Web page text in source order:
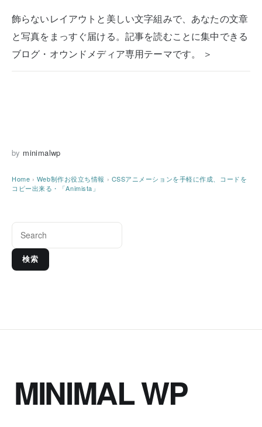
飾らないレイアウトと美しい文字組みで、あなたの文章
と写真をまっすぐ届ける。記事を読むことに集中できる
ブログ・オウンドメディア専用テーマです。 ＞
by minimalwp
Home › Web制作お役立ち情報 › CSSアニメーションを手軽に作成、コードを
コピー出来る・「Animista」
検索
MINIMAL WP